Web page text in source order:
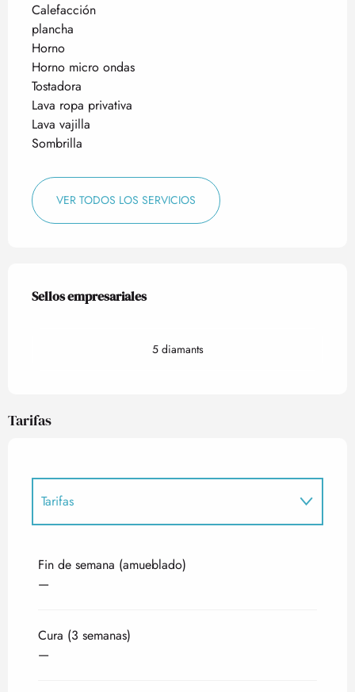
Calefacción
plancha
Horno
Horno micro ondas
Tostadora
Lava ropa privativa
Lava vajilla
Sombrilla
VER TODOS LOS SERVICIOS
Oferta de prestaciones
Sellos empresariales
Sellos empresariales
5 diamants
Tarifas
Tarifas
Fin de semana (amueblado)
—
Cura (3 semanas)
—